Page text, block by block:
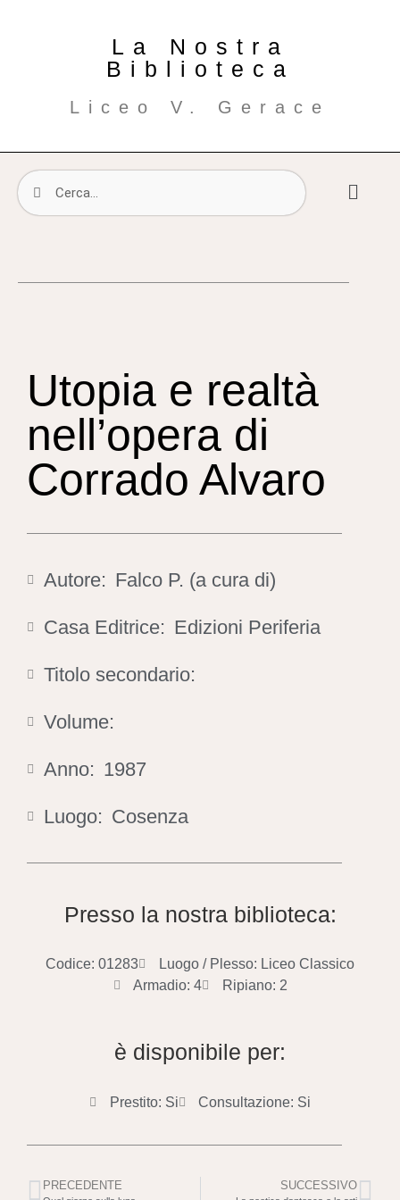
La Nostra
Biblioteca
Liceo V. Gerace
Utopia e realtà
nell’opera di
Corrado Alvaro
Autore: Falco P. (a cura di)
Casa Editrice: Edizioni Periferia
Titolo secondario:
Volume:
Anno: 1987
Luogo: Cosenza
Presso la nostra biblioteca:
Codice: 01283
Luogo / Plesso: Liceo Classico
Armadio: 4
Ripiano: 2
è disponibile per:
Prestito: Si Consultazione: Si
PRECEDENTE SUCCESSIVO